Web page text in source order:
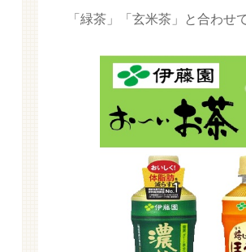
「緑茶」「玄米茶」と合わ